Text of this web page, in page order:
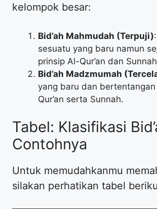
kelompok besar:
Bid’ah Mahmudah (Terpuji)
sesuatu yang baru namun
prinsip Al-Qur’an dan
Bid’ah Madzmumah
yang baru dan
Qur’an serta Sunnah.
Tabel: Klasifikasi
Contohnya
Untuk memudahkanmu
silakan perhatikan tabel